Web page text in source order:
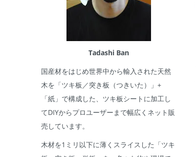
Tadashi Ban
国産材をはじめ世界中から輸入された天然
木を「ツキ板／突き板（つきいた）」+
「紙」で構成した、ツキ板シートに加工し
てDIYからプロユーザーまで幅広くネット販
売しています。
木材を1ミリ以下に薄くスライスした「ツキ